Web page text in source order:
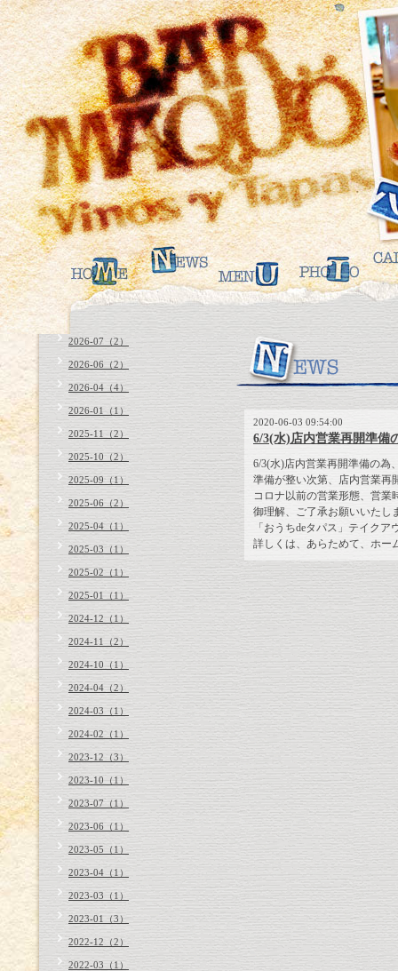
2020-06-03 09:54:00
6/3(水)店内営業再開準備
6/3(水)店内営業再開準備の為
準備が整い次第、店内営業再
コロナ以前の営業形態、営業
御理解、ご了承お願いいたし
「おうちdeタパス」テイク
詳しくは、あらためて、ホー
2026-07（2）
2026-06（2）
2026-04（4）
2026-01（1）
2025-11（2）
2025-10（2）
2025-09（1）
2025-06（2）
2025-04（1）
2025-03（1）
2025-02（1）
2025-01（1）
2024-12（1）
2024-11（2）
2024-10（1）
2024-04（2）
2024-03（1）
2024-02（1）
2023-12（3）
2023-10（1）
2023-07（1）
2023-06（1）
2023-05（1）
2023-04（1）
2023-03（1）
2023-01（3）
2022-12（2）
2022-03（1）